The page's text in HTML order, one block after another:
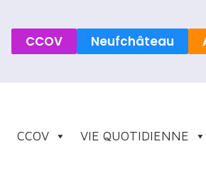
CCOV Neufchâteau
CCOV VIE QUOTIDIENNE